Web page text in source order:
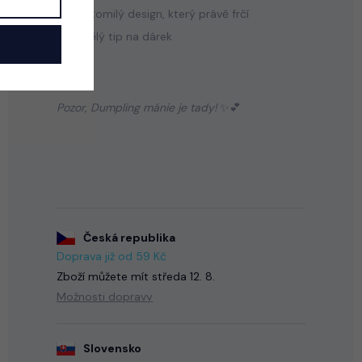
🥟 Roztomilý design, který právě frčí
🎁 Skvělý tip na dárek
Pozor, Dumpling mánie je tady!✨💕
Česká republika
Doprava již od 59 Kč
Zboží můžete mít středa 12. 8.
Možnosti dopravy
Slovensko